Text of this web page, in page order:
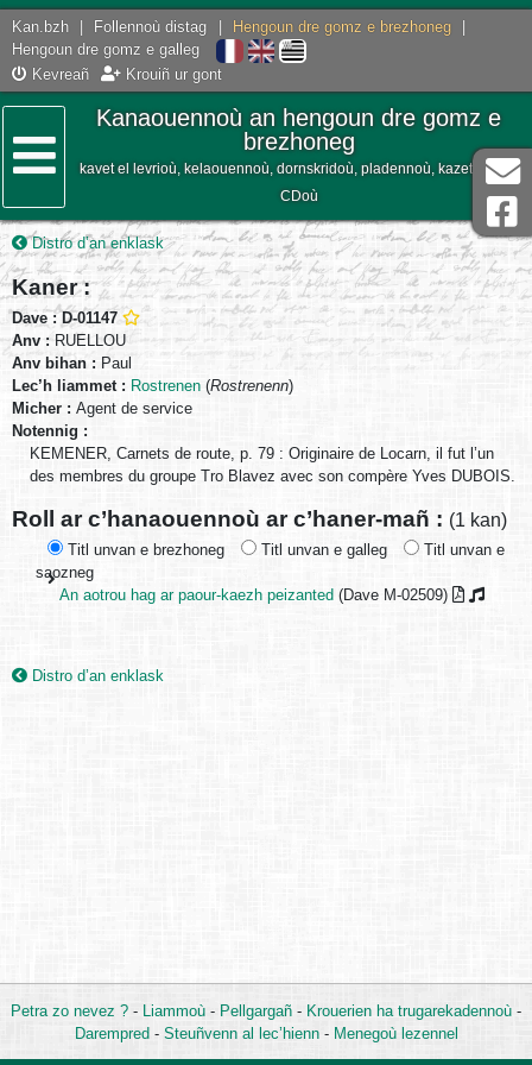
Kan.bzh Follennoù distag Hengoun dre gomz e brezhoneg
Hengoun dre gomz e galleg
Kevreañ
Krouiñ ur gont
Lañser
Kanaouennoù an hengoun dre gomz e
brezhoneg
kavet el levrioù, kelaouennoù, dornskridoù, pladennoù, kazetennoù,
CDoù
Distro d’an enklask
Kaner :
Dave : D-01147
Anv : RUELLOU
Anv bihan : Paul
Lec’h liammet : Rostrenen (Rostrenenn)
Micher : Agent de service
Notennig :
KEMENER, Carnets de route, p. 79 : Originaire de Locarn, il fut l’un
des membres du groupe Tro Blavez avec son compère Yves DUBOIS.
Roll ar c’hanaouennoù ar c’haner-mañ : (1 kan)
Titl unvan e brezhoneg Titl unvan e galleg
Titl unvan e
saozneg
An aotrou hag ar paour-kaezh peizanted (Dave M-02509)
Distro d’an enklask
Petra zo nevez ? - Liammoù - Pellgargañ - Krouerien ha trugarekadennoù -
Darempred- Steuñvenn al lec’hienn- Menegoù lezennel